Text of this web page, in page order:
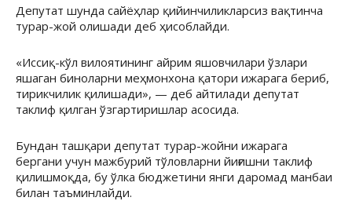
Депутат шунда сайёҳлар қийинчиликларсиз вақтинча
турар-жой олишади деб ҳисоблайди.
«Иссиқ-кўл вилоятининг айрим яшовчилари ўзлари
яшаган биноларни меҳмонхона қатори ижарага бериб,
тирикчилик қилишади», — деб айтилади депутат
таклиф қилган ўзгартиришлар асосида.
Бундан ташқари депутат турар-жойни ижарага
бергани учун мажбурий тўловларни йиғишни таклиф
қилишмоқда, бу ўлка бюджетини янги даромад манбаи
билан таъминлайди.